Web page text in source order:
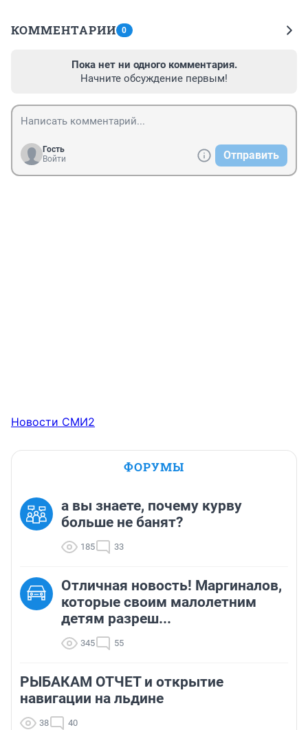
КОММЕНТАРИИ 0
Пока нет ни одного комментария.
Начните обсуждение первым!
Гость
Войти
Отправить
Новости СМИ2
ФОРУМЫ
а вы знаете, почему курву
больше не банят?
185 33
Отличная новость! Маргиналов,
которые своим малолетним
детям разреш...
345 55
РЫБАКАМ ОТЧЕТ и открытие
навигации на льдине
38 40